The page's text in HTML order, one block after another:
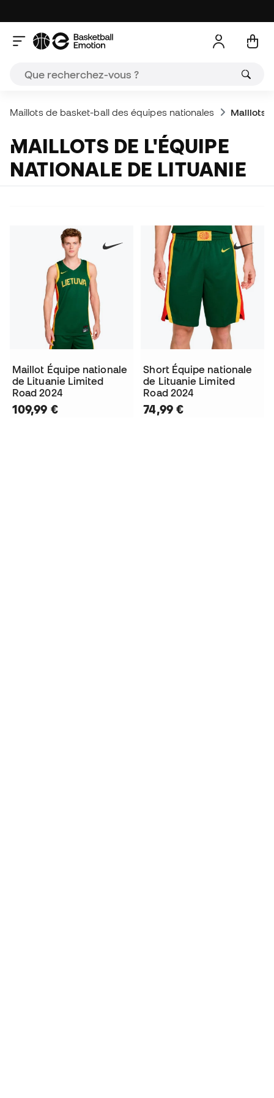
Maillots de basket-ball des équipes nationales Maillots
MAILLOTS DE L'ÉQUIPE
NATIONALE DE LITUANIE
Maillot Équipe nationale
de Lituanie Limited
Road 2024
109,99 €
Short Équipe nationale
de Lituanie Limited
Road 2024
74,99 €